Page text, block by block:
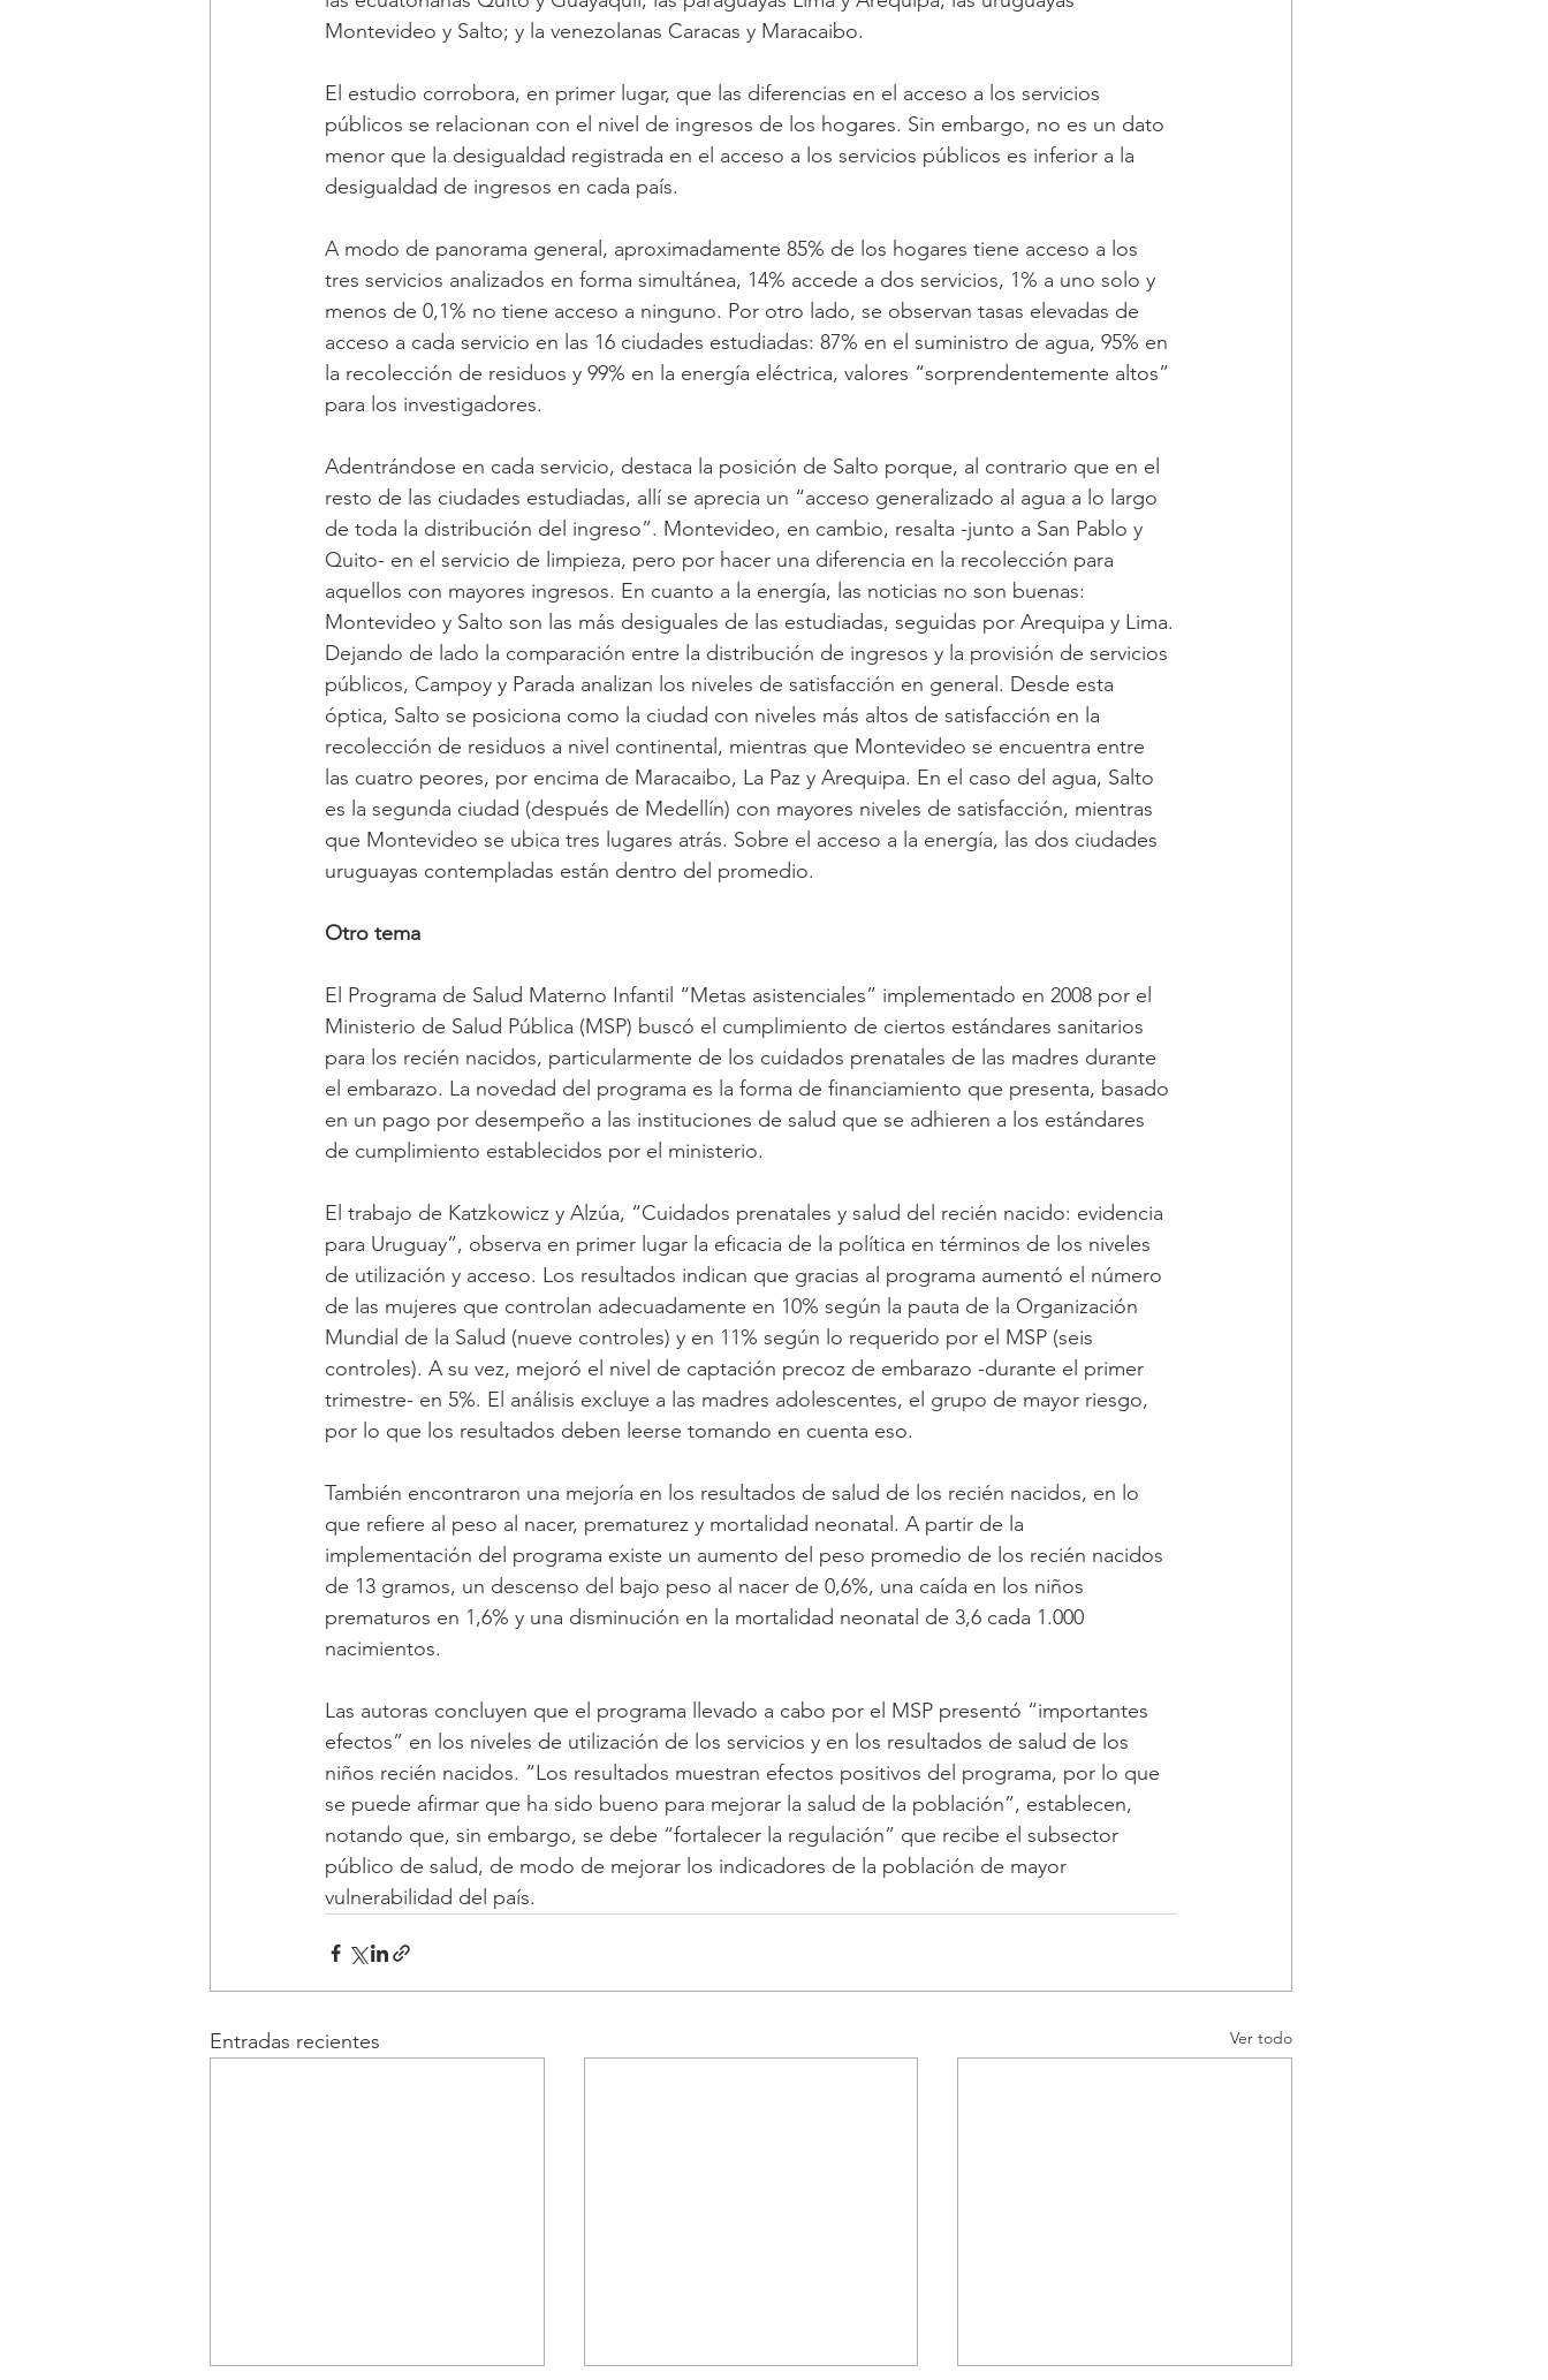
Montevideo y Salto; y la venezolanas Caracas y Maracaibo.
El estudio corrobora, en primer lugar, que las diferencias en el acceso a los servicios
públicos se relacionan con el nivel de ingresos de los hogares. Sin embargo, no es un dato
menor que la desigualdad registrada en el acceso a los servicios públicos es inferior a la
desigualdad de ingresos en cada país.
A modo de panorama general, aproximadamente 85% de los hogares tiene acceso a los
tres servicios analizados en forma simultánea, 14% accede a dos servicios, 1% a uno solo y
menos de 0,1% no tiene acceso a ninguno. Por otro lado, se observan tasas elevadas de
acceso a cada servicio en las 16 ciudades estudiadas: 87% en el suministro de agua, 95% en
la recolección de residuos y 99% en la energía eléctrica, valores “sorprendentemente altos”
para los investigadores.
Adentrándose en cada servicio, destaca la posición de Salto porque, al contrario que en el
resto de las ciudades estudiadas, allí se aprecia un “acceso generalizado al agua a lo largo
de toda la distribución del ingreso”. Montevideo, en cambio, resalta -junto a San Pablo y
Quito- en el servicio de limpieza, pero por hacer una diferencia en la recolección para
aquellos con mayores ingresos. En cuanto a la energía, las noticias no son buenas:
Montevideo y Salto son las más desiguales de las estudiadas, seguidas por Arequipa y Lima.
Dejando de lado la comparación entre la distribución de ingresos y la provisión de servicios
públicos, Campoy y Parada analizan los niveles de satisfacción en general. Desde esta
óptica, Salto se posiciona como la ciudad con niveles más altos de satisfacción en la
recolección de residuos a nivel continental, mientras que Montevideo se encuentra entre
las cuatro peores, por encima de Maracaibo, La Paz y Arequipa. En el caso del agua, Salto
es la segunda ciudad (después de Medellín) con mayores niveles de satisfacción, mientras
que Montevideo se ubica tres lugares atrás. Sobre el acceso a la energía, las dos ciudades
uruguayas contempladas están dentro del promedio.
Otro tema
El Programa de Salud Materno Infantil “Metas asistenciales” implementado en 2008 por el
Ministerio de Salud Pública (MSP) buscó el cumplimiento de ciertos estándares sanitarios
para los recién nacidos, particularmente de los cuidados prenatales de las madres durante
el embarazo. La novedad del programa es la forma de financiamiento que presenta, basado
en un pago por desempeño a las instituciones de salud que se adhieren a los estándares
de cumplimiento establecidos por el ministerio.
El trabajo de Katzkowicz y Alzúa, “Cuidados prenatales y salud del recién nacido: evidencia
para Uruguay”, observa en primer lugar la eficacia de la política en términos de los niveles
de utilización y acceso. Los resultados indican que gracias al programa aumentó el número
de las mujeres que controlan adecuadamente en 10% según la pauta de la Organización
Mundial de la Salud (nueve controles) y en 11% según lo requerido por el MSP (seis
controles). A su vez, mejoró el nivel de captación precoz de embarazo -durante el primer
trimestre- en 5%. El análisis excluye a las madres adolescentes, el grupo de mayor riesgo,
por lo que los resultados deben leerse tomando en cuenta eso.
También encontraron una mejoría en los resultados de salud de los recién nacidos, en lo
que refiere al peso al nacer, prematurez y mortalidad neonatal. A partir de la
implementación del programa existe un aumento del peso promedio de los recién nacidos
de 13 gramos, un descenso del bajo peso al nacer de 0,6%, una caída en los niños
prematuros en 1,6% y una disminución en la mortalidad neonatal de 3,6 cada 1.000
nacimientos.
Las autoras concluyen que el programa llevado a cabo por el MSP presentó “importantes
efectos” en los niveles de utilización de los servicios y en los resultados de salud de los
niños recién nacidos. “Los resultados muestran efectos positivos del programa, por lo que
se puede afirmar que ha sido bueno para mejorar la salud de la población”, establecen,
notando que, sin embargo, se debe “fortalecer la regulación” que recibe el subsector
público de salud, de modo de mejorar los indicadores de la población de mayor
vulnerabilidad del país.
Entradas recientes Ver todo